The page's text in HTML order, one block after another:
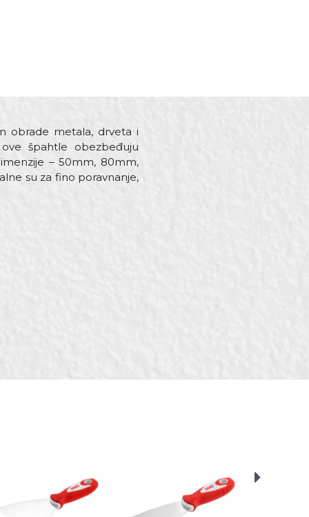
obrade metala, drveta i
špahtle obezbeđuju
– 50mm, 80mm,
su za fino poravnanje,